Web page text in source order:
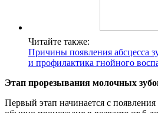
Читайте также:
Причины появления абсцесса
и профилактика гнойного
Этап прорезывания молочных
Первый этап начинается с